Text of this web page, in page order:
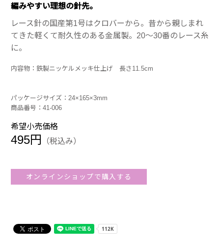
編みやすい理想の針先。
レース針の国産第1号はクロバーから。昔から親しまれ
てきた軽くて耐久性のある金属製。20～30番のレース糸
に。
内容物：鉄製ニッケルメッキ仕上げ 長さ11.5cm
パッケージサイズ：24×165×3mm
商品番号：41-006
希望小売価格
495円 （税込み）
オンラインショップで購入する